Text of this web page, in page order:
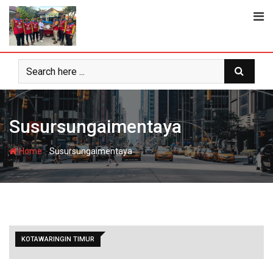
Skip
content
Susursungaimentaya
Home-Susursungaimentaya
KOTAWARINGIN TIMUR